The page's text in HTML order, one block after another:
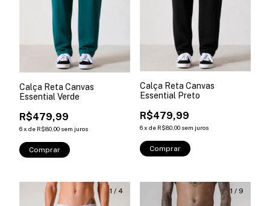
Calça Reta Canvas
Essential Verde
R$479,99
6x de R$80,00 sem juros
Comprar
Calça Reta Canvas
Essential Preto
R$479,99
6x de R$80,00 sem juros
Comprar
1 / 4 1 / 9